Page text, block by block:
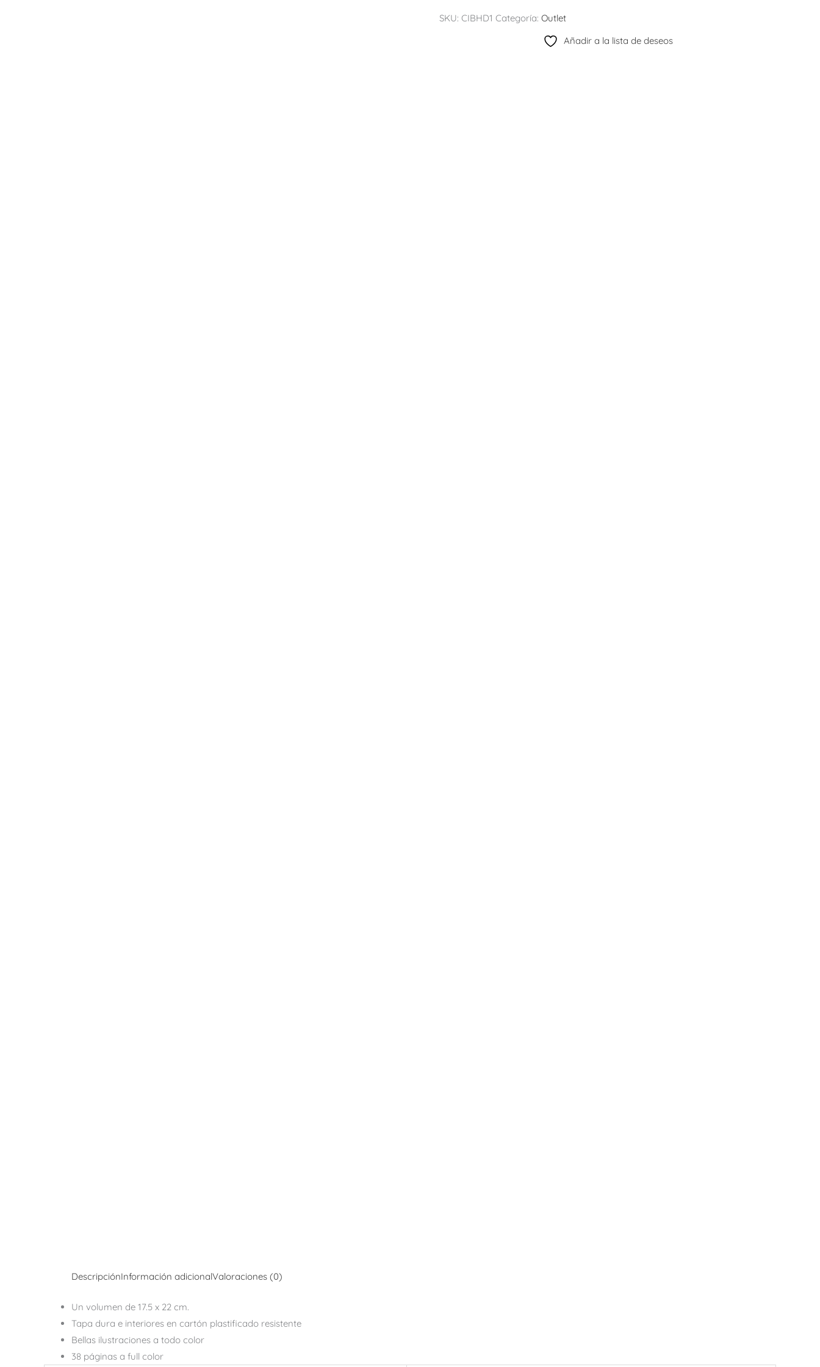
SKU: CIBHD1 Categoría: Outlet
Añadir a la lista de deseos
DescripciónInformación adicionalValoraciones (0)
Un volumen de 17.5 x 22 cm.
Tapa dura e interiores en cartón plastificado resistente
Bellas ilustraciones a todo color
38 páginas a full color